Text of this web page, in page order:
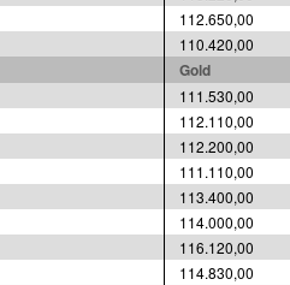
112.650,00
110.420,00
Gold
111.530,00
112.110,00
112.200,00
111.110,00
113.400,00
114.000,00
116.120,00
114.830,00